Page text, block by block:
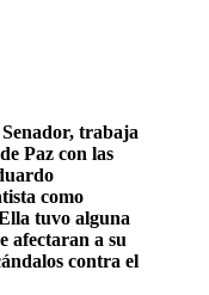
trabaja
Paz con las
como
tuvo alguna
afectaran a su
contra el